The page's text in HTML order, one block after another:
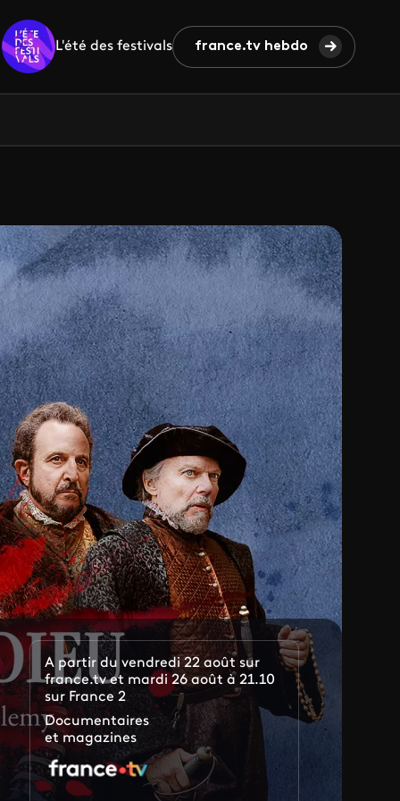
L'été des festivals france.tv hebdo
A partir du vendredi 22 août sur
france.tv et mardi 26 août à 21.10
sur France 2
Documentaires
et magazines